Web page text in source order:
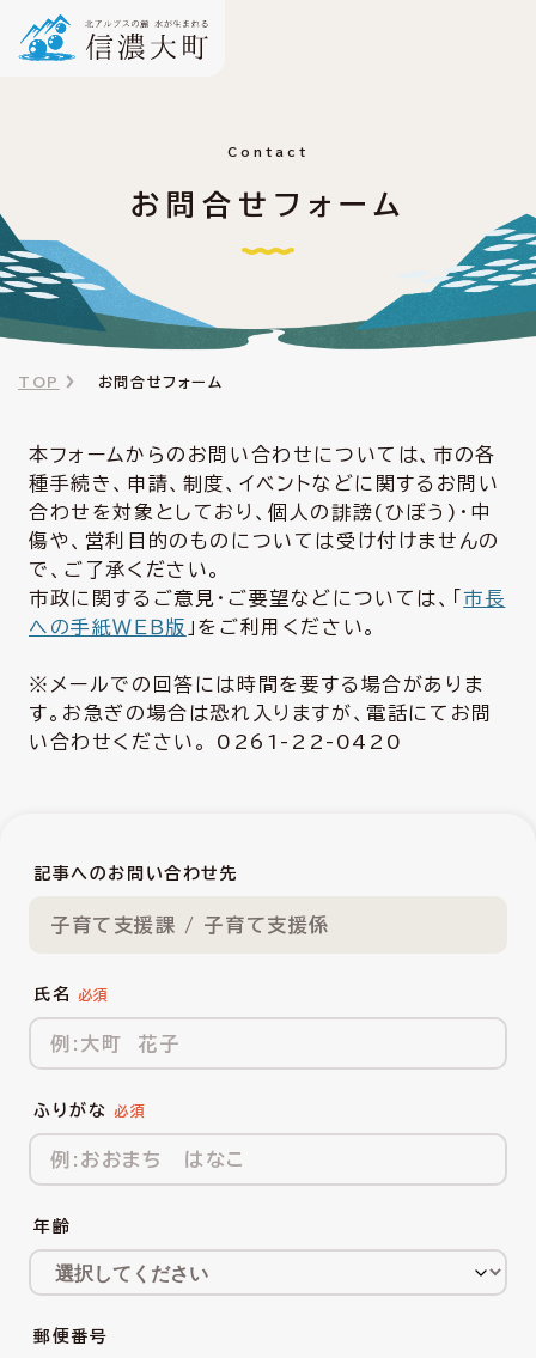
Contact
お問合せフォーム
TOP お問合せフォーム
本フォームからのお問い合わせについては、市の各
種手続き、申請、制度、イベントなどに関するお問い
合わせを対象としており、個人の誹謗(ひぼう)・中
傷や、営利目的のものについては受け付けませんの
で、ご了承ください。
市政に関するご意見・ご要望などについては、「市長
への手紙ＷＥＢ版 」をご利用ください。
※メールでの回答には時間を要する場合がありま
す。お急ぎの場合は恐れ入りますが、電話にてお問
い合わせください。 0261-22-0420
記事へのお問い合わせ先
子育て支援課 / 子育て支援係
氏名
ふりがな
年齢
郵便番号